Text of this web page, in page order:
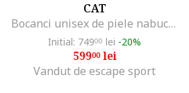
CAT
Bocanci unisex de piele nabuc, Negru
Initial: 74900 lei -20%
59900lei
Vandut de escape sport